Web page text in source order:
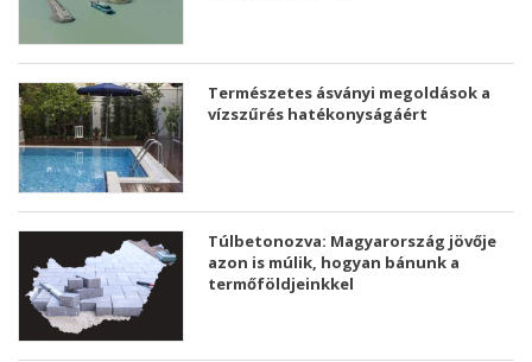
Természetes ásványi megoldások a
vízszűrés hatékonyságáért
Túlbetonozva: Magyarország jövője
azon is múlik, hogyan bánunk a
termőföldjeinkkel